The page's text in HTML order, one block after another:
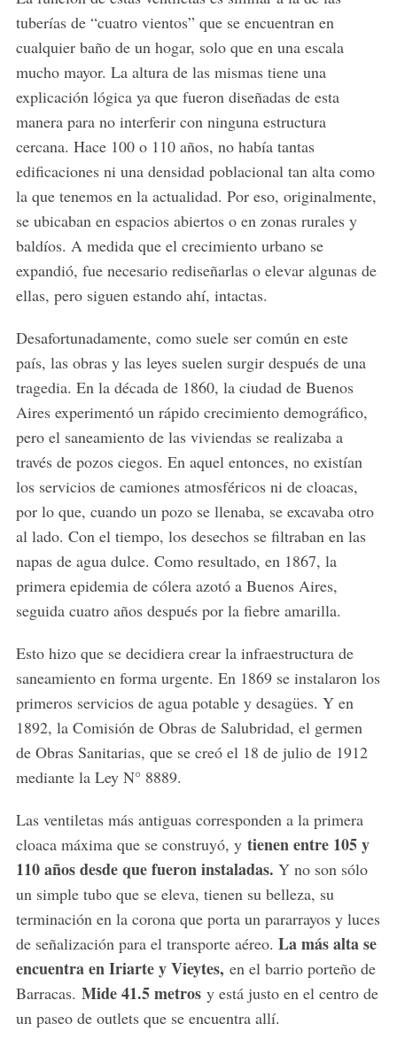
tuberías de “cuatro vientos” que se encuentran en
cualquier baño de un hogar, solo que en una escala
mucho mayor. La altura de las mismas tiene una
explicación lógica ya que fueron diseñadas de esta
manera para no interferir con ninguna estructura
cercana. Hace 100 o 110 años, no había tantas
edificaciones ni una densidad poblacional tan alta como
la que tenemos en la actualidad. Por eso, originalmente,
se ubicaban en espacios abiertos o en zonas rurales y
baldíos. A medida que el crecimiento urbano se
expandió, fue necesario rediseñarlas o elevar algunas de
ellas, pero siguen estando ahí, intactas.
Desafortunadamente, como suele ser común en este
país, las obras y las leyes suelen surgir después de una
tragedia. En la década de 1860, la ciudad de Buenos
Aires experimentó un rápido crecimiento demográfico,
pero el saneamiento de las viviendas se realizaba a
través de pozos ciegos. En aquel entonces, no existían
los servicios de camiones atmosféricos ni de cloacas,
por lo que, cuando un pozo se llenaba, se excavaba otro
al lado. Con el tiempo, los desechos se filtraban en las
napas de agua dulce. Como resultado, en 1867, la
primera epidemia de cólera azotó a Buenos Aires,
seguida cuatro años después por la fiebre amarilla.
Esto hizo que se decidiera crear la infraestructura de
saneamiento en forma urgente. En 1869 se instalaron los
primeros servicios de agua potable y desagües. Y en
1892, la Comisión de Obras de Salubridad, el germen
de Obras Sanitarias, que se creó el 18 de julio de 1912
mediante la Ley N° 8889.
Las ventiletas más antiguas corresponden a la primera
cloaca máxima que se construyó, ytienen entre 105 y
110 años desde que fueron instaladas. Y no son sólo
un simple tubo que se eleva, tienen su belleza, su
terminación en la corona que porta un pararrayos y luces
de señalización para el transporte aéreo. La más alta se
encuentra en Iriarte y Vieytes, en el barrio porteño de
Barracas. Mide 41.5 metros y está justo en el centro de
un paseo de outlets que se encuentra allí.